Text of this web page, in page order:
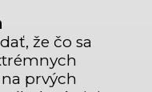
že čo sa
prvých